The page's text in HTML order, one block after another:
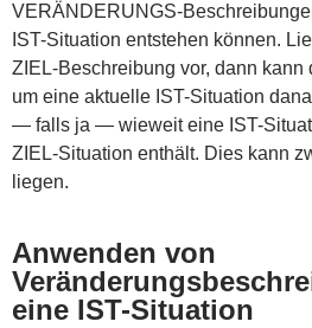
VERÄNDERUNGS-
IST-Situation entstehen können.
ZIEL-Beschreibung vor, dann kann
um eine aktuelle IST-Situation
— falls ja — wieweit eine IST-
ZIEL-Situation enthält. Dies kann
liegen.
Anwenden von
eine IST-Situation